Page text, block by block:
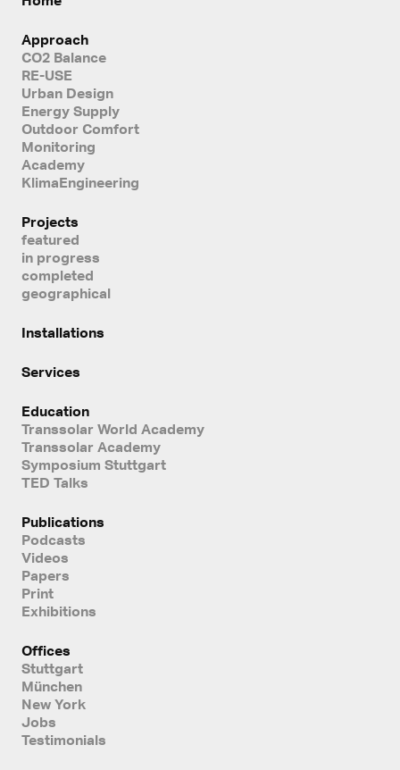
Approach
CO2 Balance
RE-USE
Urban Design
Energy Supply
Outdoor Comfort
Monitoring
Academy
KlimaEngineering
Projects
featured
in progress
completed
geographical
Installations
Services
Education
Transsolar World Academy
Transsolar Academy
Symposium Stuttgart
TED Talks
Publications
Podcasts
Videos
Papers
Print
Exhibitions
Offices
Stuttgart
München
New York
Jobs
Testimonials